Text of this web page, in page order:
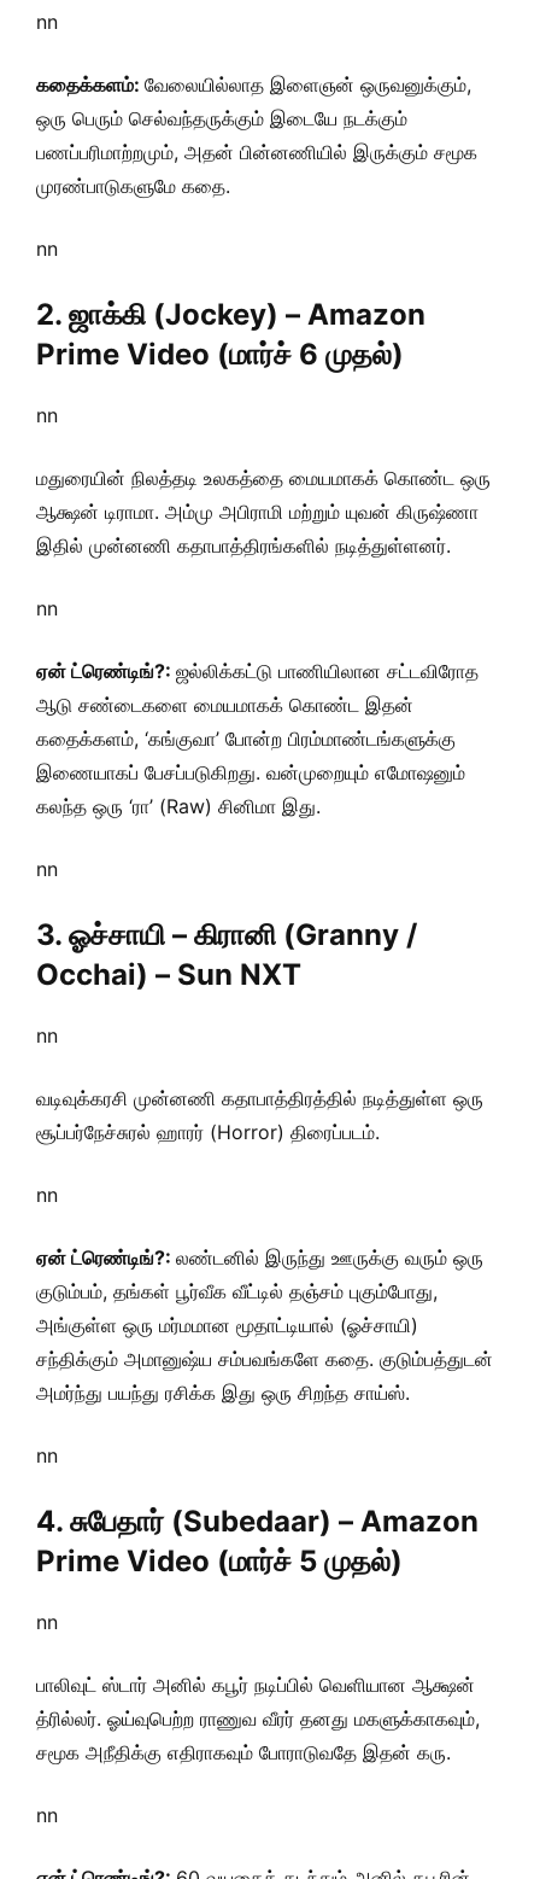
nn
கதைக்களம்: வேலையில்லாத இளைஞன் ஒருவனுக்கும்,
ஒரு பெரும் செல்வந்தருக்கும் இடையே நடக்கும்
பணப்பரிமாற்றமும், அதன் பின்னணியில் இருக்கும் சமூக
முரண்பாடுகளுமே கதை.
nn
2. ஜாக்கி (Jockey) – Amazon
Prime Video (மார்ச் 6 முதல்)
nn
மதுரையின் நிலத்தடி உலகத்தை மையமாகக் கொண்ட ஒரு
ஆக்ஷன் டிராமா. அம்மு அபிராமி மற்றும் யுவன் கிருஷ்ணா
இதில் முன்னணி கதாபாத்திரங்களில் நடித்துள்ளனர்.
nn
ஏன் ட்ரெண்டிங்?: ஜல்லிக்கட்டு பாணியிலான சட்டவிரோத
ஆடு சண்டைகளை மையமாகக் கொண்ட இதன்
கதைக்களம், ‘கங்குவா’ போன்ற பிரம்மாண்டங்களுக்கு
இணையாகப் பேசப்படுகிறது. வன்முறையும் எமோஷனும்
கலந்த ஒரு ‘ரா’ (Raw) சினிமா இது.
nn
3. ஓச்சாயி – கிரானி (Granny /
Occhai) – Sun NXT
nn
வடிவுக்கரசி முன்னணி கதாபாத்திரத்தில் நடித்துள்ள ஒரு
சூப்பர்நேச்சுரல் ஹாரர் (Horror) திரைப்படம்.
nn
ஏன் ட்ரெண்டிங்?: லண்டனில் இருந்து ஊருக்கு வரும் ஒரு
குடும்பம், தங்கள் பூர்வீக வீட்டில் தஞ்சம் புகும்போது,
அங்குள்ள ஒரு மர்மமான மூதாட்டியால் (ஓச்சாயி)
சந்திக்கும் அமானுஷ்ய சம்பவங்களே கதை. குடும்பத்துடன்
அமர்ந்து பயந்து ரசிக்க இது ஒரு சிறந்த சாய்ஸ்.
nn
4. சுபேதார் (Subedaar) – Amazon
Prime Video (மார்ச் 5 முதல்)
nn
பாலிவுட் ஸ்டார் அனில் கபூர் நடிப்பில் வெளியான ஆக்ஷன்
த்ரில்லர். ஓய்வுபெற்ற ராணுவ வீரர் தனது மகளுக்காகவும்,
சமூக அநீதிக்கு எதிராகவும் போராடுவதே இதன் கரு.
nn